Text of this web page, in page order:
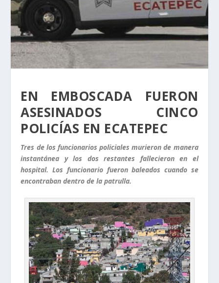
EN EMBOSCADA FUERON
ASESINADOS CINCO
POLICÍAS EN ECATEPEC
Tres de los funcionarios policiales murieron de manera
instantánea y los dos restantes fallecieron en el
hospital. Los funcionario fueron baleados cuando se
encontraban dentro de la patrulla.